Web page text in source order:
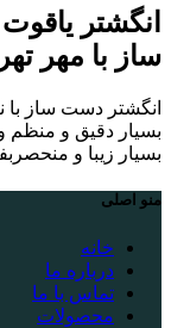
انگشتر
ساز با مهر
انگشتر دست ساز با
بسیار دقیق و منظم
بسیار زیبا و
منو اصلی
خانه
درباره ما
تماس با ما
محصولات